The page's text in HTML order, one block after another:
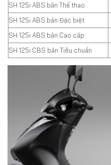
SH 125i ABS bản Thể thao
SH 125i ABS bản Đặc biệt
SH 125i ABS bản Cao cấp
SH 125i CBS bản Tiêu chuẩn